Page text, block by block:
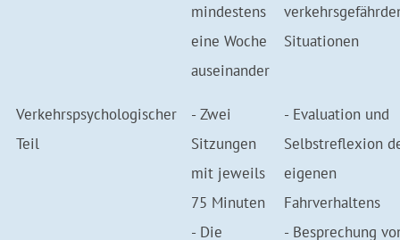
mindestens
eine Woche
auseinander
Situationen
Verkehrspsychologischer
Teil
- Zwei
Sitzungen
mit jeweils
75 Minuten
- Die
- Evaluation und
Selbstreflexion
eigenen
Fahrverhaltens
- Besprechung